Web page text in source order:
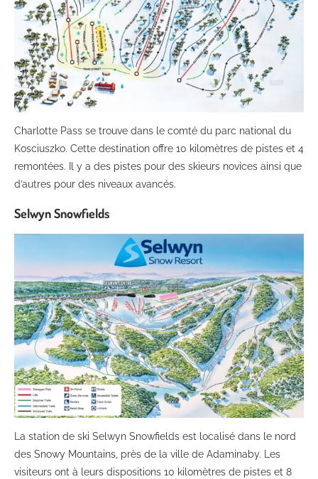
Charlotte Pass se trouve dans le comté du parc national du
Kosciuszko. Cette destination offre 10 kilomètres de pistes et 4
remontées. Il y a des pistes pour des skieurs novices ainsi que
d’autres pour des niveaux avancés.
Selwyn Snowfields
La station de ski Selwyn Snowfields est localisé dans le nord
des Snowy Mountains, près de la ville de Adaminaby. Les
visiteurs ont à leurs dispositions 10 kilomètres de pistes et 8